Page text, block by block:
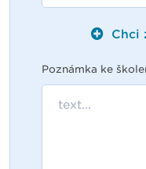
Chci
Poznámka ke